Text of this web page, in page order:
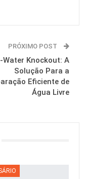
PRÓXIMO POST
Water Knockout: A
Solução Para a
Eficiente de
Água Livre